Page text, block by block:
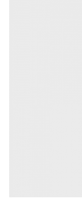
Produse pentru